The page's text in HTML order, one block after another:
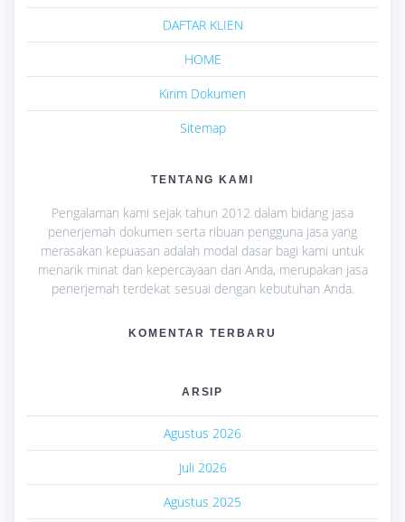
DAFTAR KLIEN
HOME
Kirim Dokumen
Sitemap
TENTANG KAMI
Pengalaman kami sejak tahun 2012 dalam bidang jasa
penerjemah dokumen serta ribuan pengguna jasa yang
merasakan kepuasan adalah modal dasar bagi kami untuk
menarik minat dan kepercayaan dari Anda, merupakan jasa
penerjemah terdekat sesuai dengan kebutuhan Anda.
KOMENTAR TERBARU
ARSIP
Agustus 2026
Juli 2026
Agustus 2025